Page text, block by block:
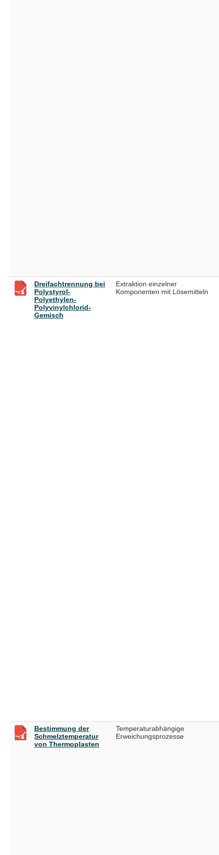
Dreifachtrennung bei
Polystyrol-
Polyethylen-
Polyvinylchlorid-
Gemisch
Extraktion einzelner
Komponenten mit Lösemitteln
Bestimmung der
Schmelztemperatur
von Thermoplasten
Temperaturabhängige
Erweichungsprozesse